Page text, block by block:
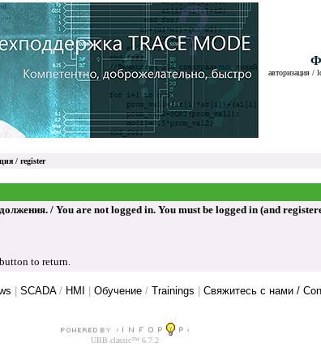
авторизация /
/ register
/ You are not logged in. You must be logged in (and
to return.
SCADA/ HMI Обучение / Trainings Свяжитесь с нами /
UBB.classic™ 6.7.2